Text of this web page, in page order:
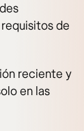
de
reciente y
en las